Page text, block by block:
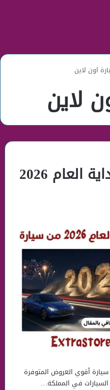
اون لاين
لاين
عروض السيارات بداية العام 2026
بداية العام 2026 من سيارة أقوي العروض المتوفرة